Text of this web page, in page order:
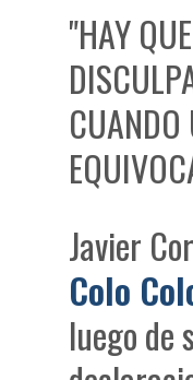
"HAY
CUANDO
Javier
Colo
luego de